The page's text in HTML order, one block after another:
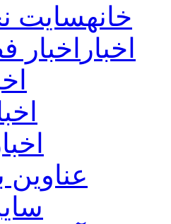
خانهسایت
اخبار اخبار
عناوین